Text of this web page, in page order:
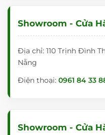
Showroom - Cửa
Địa chỉ: 110 Trịnh Đình
Nẵng
Điện thoại: 0961 84 33
Showroom - Cửa